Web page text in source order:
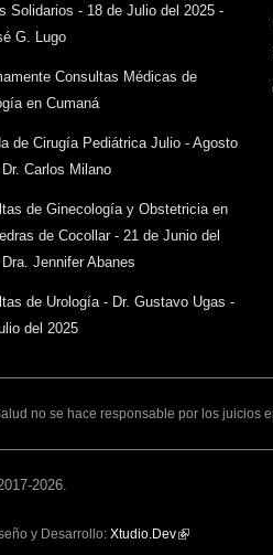
Solidarios - 18 de Julio del 2025 -
G. Lugo
Consultas Médicas de
en Cumaná
de Cirugía Pediátrica Julio - Agosto
Carlos Milano
de Ginecología y Obstetricia en
de Cocollar - 21 de Junio del
Jennifer Abanes
de Urología - Dr. Gustavo Ugas -
del 2025
no se hace responsable por los juicios
2026.
y Desarrollo: Xtudio.Dev(link